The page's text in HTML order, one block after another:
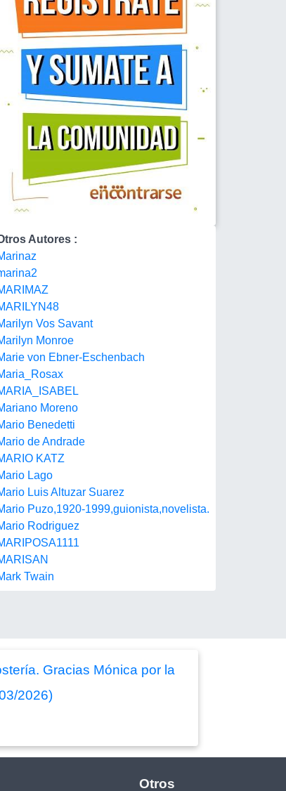
Autores :
Vos Savant
Monroe
von Ebner-Eschenbach
Moreno
Benedetti
de Andrade
KATZ
Lago
Luis Altuzar Suarez
Puzo,1920-1999,guionista,novelista.
Rodriguez
Twain
Gracias Mónica por la
2026)
Otros